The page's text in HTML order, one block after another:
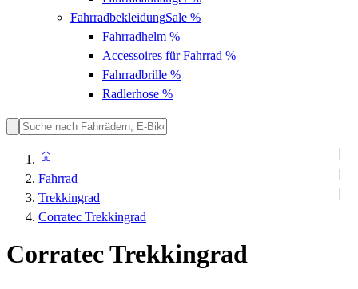
FahrradbekleidungSale %
Fahrradhelm %
Accessoires für Fahrrad %
Fahrradbrille %
Radlerhose %
Fahrrad
Trekkingrad
Corratec Trekkingrad
Corratec Trekkingrad